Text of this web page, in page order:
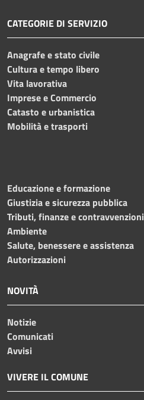
CATEGORIE DI SERVIZIO
Anagrafe e stato civile
Cultura e tempo libero
Vita lavorativa
Imprese e Commercio
Catasto e urbanistica
Mobilità e trasporti
Educazione e formazione
Giustizia e sicurezza pubblica
Tributi, finanze e contravvenzioni
Ambiente
Salute, benessere e assistenza
Autorizzazioni
NOVITÀ
Notizie
Comunicati
Avvisi
VIVERE IL COMUNE